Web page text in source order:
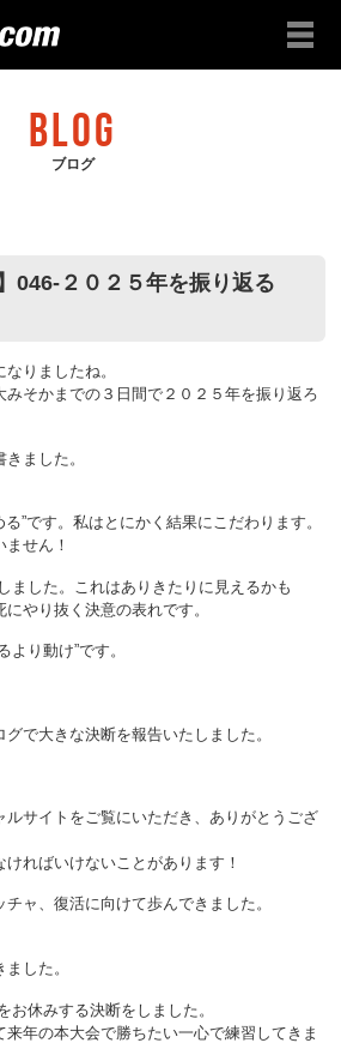
BLOG
ブログ
046-２０２５年を振り返る
りましたね。
みそかまでの３日間で２０２５年を振り返ろ
ました。
る”です。私はとにかく結果にこだわります。
せん！
ました。これはありきたりに見えるかも
やり抜く決意の表れです。
より動け”です。
で大きな決断を報告いたしました。
ルサイトをご覧にいただき、ありがとうござ
ればいけないことがあります！
ャ、復活に向けて歩んできました。
した。
お休みする決断をしました。
年の本大会で勝ちたい一心で練習してきま